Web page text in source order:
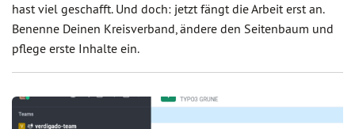
hast viel geschafft. Und doch: jetzt fängt die Arbeit erst an.
Benenne Deinen Kreisverband, ändere den Seitenbaum und
pflege erste Inhalte ein.